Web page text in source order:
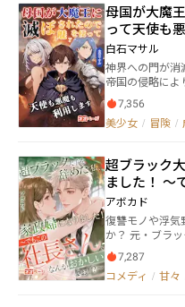
喜びを知る、と
変わらずヒー
い描写が多い
ってます。 ※最
母国が大魔
って天使も
白石マサル
神界への門が消
帝国の侵略によ
グレイス王は
を出す。 禁術
によってグレイス国
選ばれたアルに
た。 アルは《
ーム》を掻けて
には魅了《チャ
力を吸魔して制
を祓う手がか
ヘイム王国へ足を踏み入れ
が儀式の生贄
での軌跡である
7,356
美少女 / 冒険 /
超ブラック
ました！ ～
しいよぉ！？
アボカド
復讐モノや浮気
か？ 元・ブラック企業のプログラマー、吉羽桜。 退職
後に見つけた
婦。 年収1000万円、ただし仕事内容は―― 89度のコーヒ
ーを正確に淹れ
7,287
コメディ / 甘々